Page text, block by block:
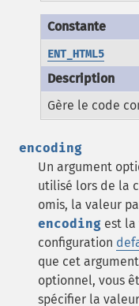
ENT_HTML5
Gère le code
encoding
Un argument
utilisé lors de la
omis, la valeur
encoding est
configuration
que cet
optionnel, vous
spécifier la